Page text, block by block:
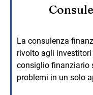
La consulenza
rivolto agli
consiglio finanziario
problemi in un solo